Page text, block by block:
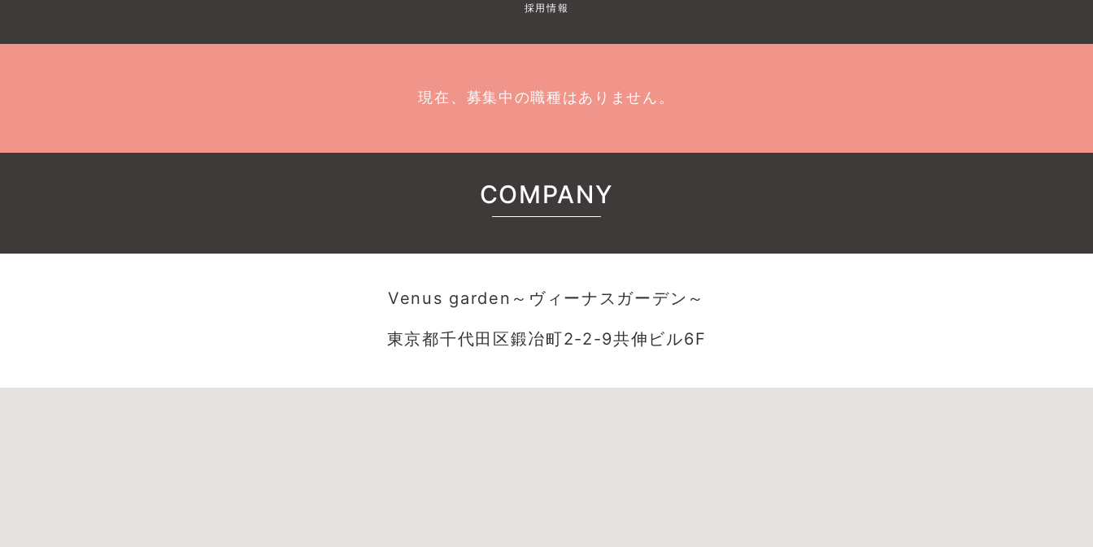
採用情報
現在、募集中の職種はありません。
COMPANY
Venus garden～ヴィーナスガーデン～
東京都千代田区鍛冶町2-2-9共伸ビル6F